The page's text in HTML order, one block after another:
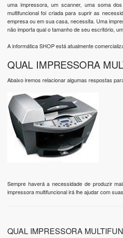
uma impressora, um scanner, uma soma
multifuncional foi criada para suprir as
empresa ou em sua casa, necessita. Uma
não importa qual o tamanho de seu escritório,
A informática SHOP está atualmente
QUAL IMPRESSORA
Abaixo iremos relacionar algumas respostas
Sempre haverá a necessidade de produzir
impressora multifuncional irá lhe ajudar com
QUAL IMPRESSORA